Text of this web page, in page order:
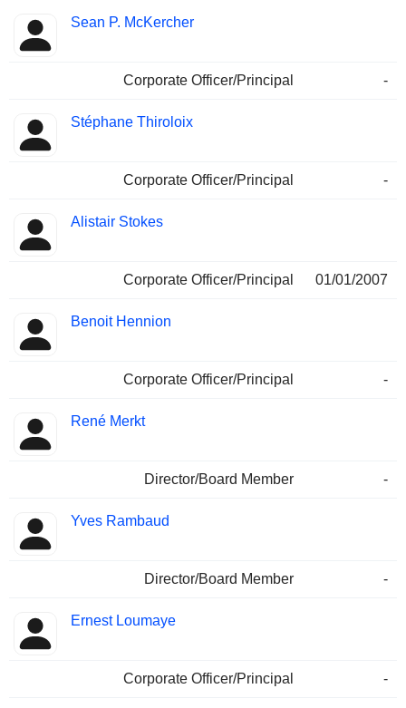
Sean P. McKercher
Corporate Officer/Principal -
Stéphane Thiroloix
Corporate Officer/Principal -
Alistair Stokes
Corporate Officer/Principal 01/01/2007
Benoit Hennion
Corporate Officer/Principal -
René Merkt
Director/Board Member -
Yves Rambaud
Director/Board Member -
Ernest Loumaye
Corporate Officer/Principal -